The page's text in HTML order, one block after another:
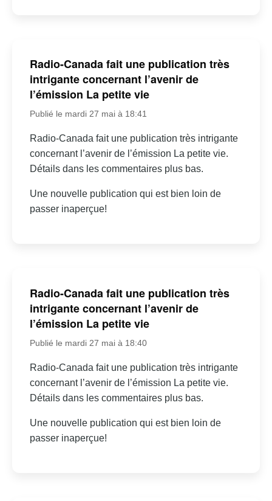
Radio-Canada fait une publication très
intrigante concernant l’avenir de
l’émission La petite vie
Publié le mardi 27 mai à 18:41
Radio-Canada fait une publication très intrigante
concernant l’avenir de l’émission La petite vie.
Détails dans les commentaires plus bas.
Une nouvelle publication qui est bien loin de
passer inaperçue!
Radio-Canada fait une publication très
intrigante concernant l’avenir de
l’émission La petite vie
Publié le mardi 27 mai à 18:40
Radio-Canada fait une publication très intrigante
concernant l’avenir de l’émission La petite vie.
Détails dans les commentaires plus bas.
Une nouvelle publication qui est bien loin de
passer inaperçue!